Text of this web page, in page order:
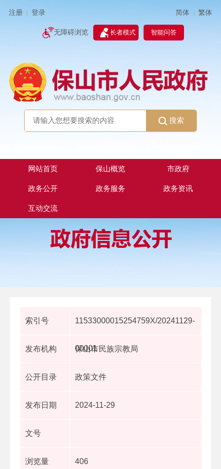
注册 登录 简体 | 繁体
无障碍浏览 长者模式 智能问答
搜索
网站首页 保山概览 市政府
政务公开 政务服务 政务资讯
互动交流
索引号 11533000015254759X/20241129-
00001
发布机构 保山市民族宗教局
公开目录 政策文件
发布日期 2024-11-29
文号
浏览量 406